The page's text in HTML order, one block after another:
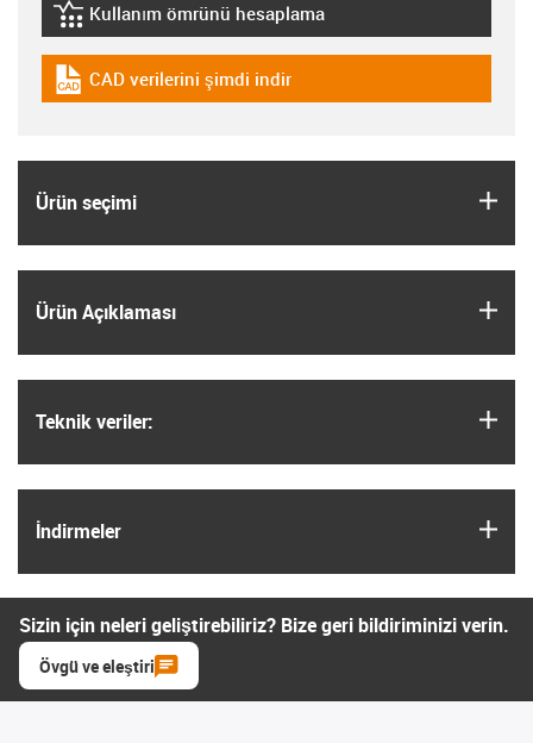
igus-icon-lebensdauerrechner
Kullanım ömrünü hesaplama
igus-icon-cad-dateien
CAD verilerini şimdi indir
Ürün seçimi
Ürün Açıklaması
Teknik veriler:
İndirmeler
Sizin için neleri geliştirebiliriz? Bize geri bildiriminizi verin.
Övgü ve eleştiri